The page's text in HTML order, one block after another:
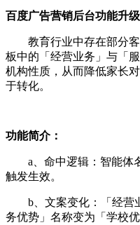
百度广告营销后台功能升
教育行业中存在部分
板中的「经营业务」与「
机构性质，从而降低家长
于转化。
功能简介：
a、命中逻辑：智能体
触发生效。
b、文案变化：「经营
务优势」名称变为「学校